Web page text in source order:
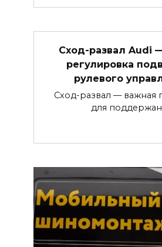
Сход-развал Audi
регулировка
рулевого
Сход-развал — важная
для